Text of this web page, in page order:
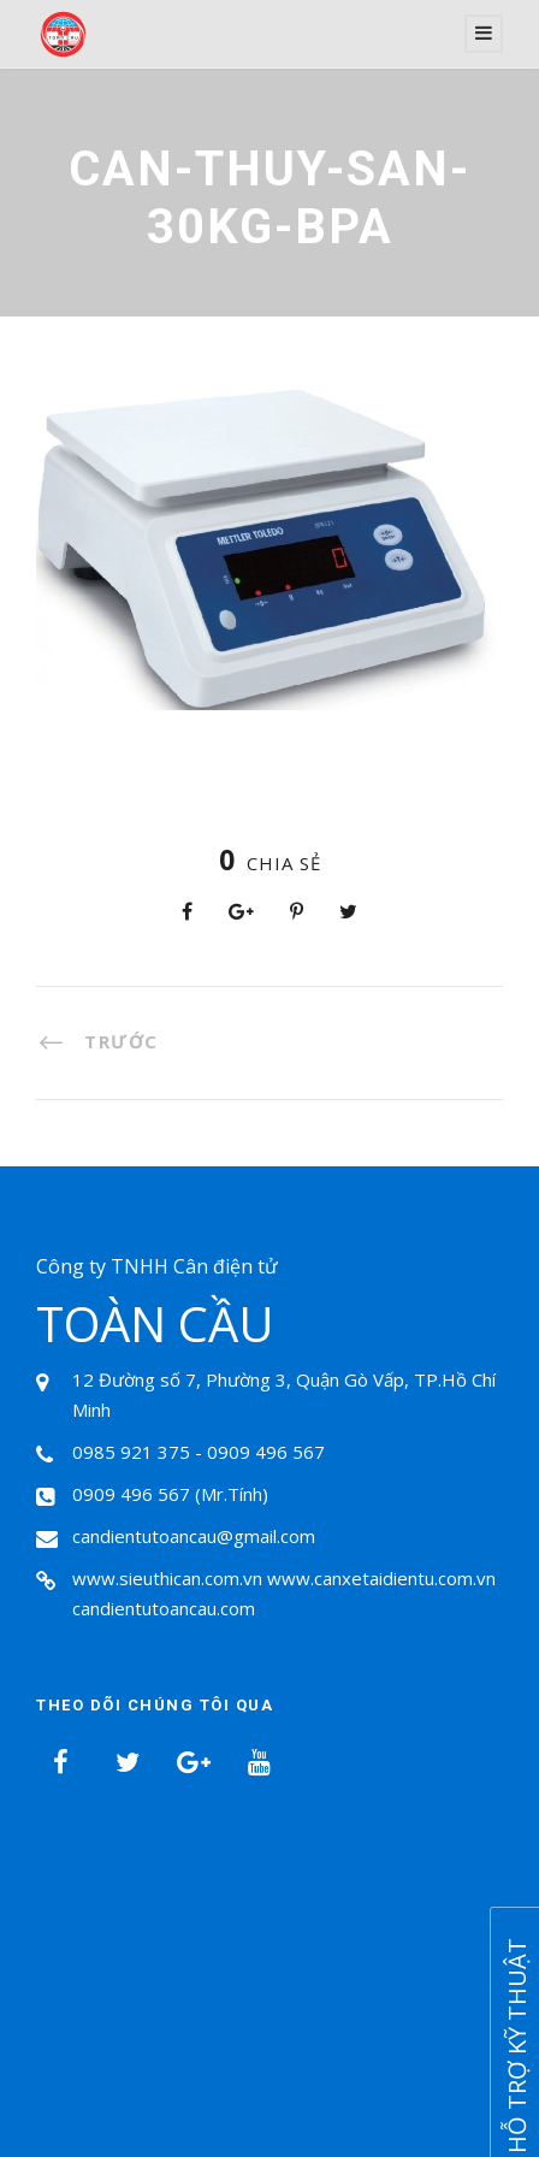
CAN-THUY-SAN-
30KG-BPA
0 CHIA SẺ
TRƯỚC
Công ty TNHH Cân điện tử
TOÀN CẦU
12 Đường số 7, Phường 3, Quận Gò Vấp, TP.Hồ Chí
Minh
0985 921 375 - 0909 496 567
0909 496 567 (Mr.Tính)
candientutoancau@gmail.com
www.sieuthican.com.vn www.canxetaidientu.com.vn
candientutoancau.com
THEO DÕI CHÚNG TÔI QUA
HỖ TRỢ KỸ THUẬT